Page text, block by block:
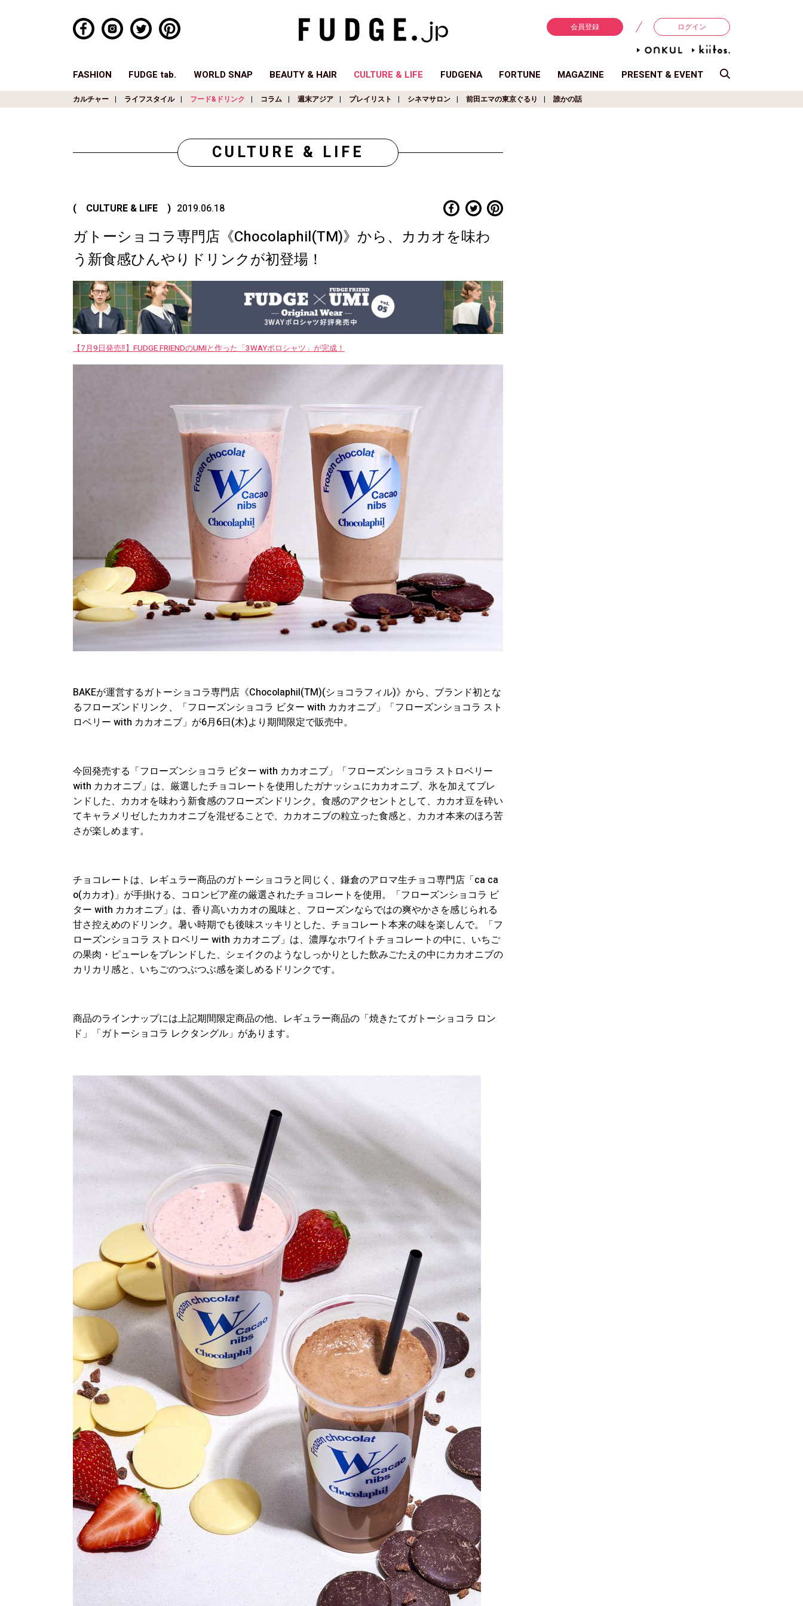
会員登録 ログイン
FASHION FUDGE tab. WORLD SNAP BEAUTY & HAIR CULTURE & LIFE FUDGENA FORTUNE MAGAZINE PRESENT & EVENT
カルチャー ライフスタイル フード&ドリンク コラム 週末アジア プレイリスト シネマサロン 前田エマの東京ぐるり 誰かの話
CULTURE & LIFE
( CULTURE & LIFE ) 2019.06.18
ガトーショコラ専門店《Chocolaphil(TM)》から、カカオを味わ
う新食感ひんやりドリンクが初登場！
【7月9日発売‼︎】FUDGE FRIENDのUMIと作った「3WAYポロシャツ」が完成！
BAKEが運営するガトーショコラ専門店《Chocolaphil(TM)(ショコラフィル)》から、ブランド初とな
るフローズンドリンク、「フローズンショコラ ビター with カカオニブ」「フローズンショコラ スト
ロベリー with カカオニブ」が6月6日(木)より期間限定で販売中。
今回発売する「フローズンショコラ ビター with カカオニブ」「フローズンショコラ ストロベリー
with カカオニブ」は、厳選したチョコレートを使用したガナッシュにカカオニブ、氷を加えてブレ
ンドした、カカオを味わう新食感のフローズンドリンク。食感のアクセントとして、カカオ豆を砕い
てキャラメリゼしたカカオニブを混ぜることで、カカオニブの粒立った食感と、カカオ本来のほろ苦
さが楽しめます。
チョコレートは、レギュラー商品のガトーショコラと同じく、鎌倉のアロマ生チョコ専門店「ca ca
o(カカオ)」が手掛ける、コロンビア産の厳選されたチョコレートを使用。「フローズンショコラ ビ
ター with カカオニブ」は、香り高いカカオの風味と、フローズンならではの爽やかさを感じられる
甘さ控えめのドリンク。暑い時期でも後味スッキリとした、チョコレート本来の味を楽しんで。「フ
ローズンショコラ ストロベリー with カカオニブ」は、濃厚なホワイトチョコレートの中に、いちご
の果肉・ピューレをブレンドした、シェイクのようなしっかりとした飲みごたえの中にカカオニブの
カリカリ感と、いちごのつぶつぶ感を楽しめるドリンクです。
商品のラインナップには上記期間限定商品の他、レギュラー商品の「焼きたてガトーショコラ ロン
ド」「ガトーショコラ レクタングル」があります。